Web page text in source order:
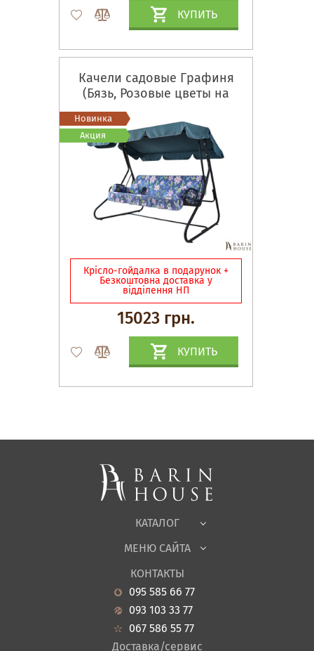
КУПИТЬ
Качели садовые Графиня
(Бязь, Розовые цветы на
синем фоне)
Крісло-гойдалка в подарунок +
Безкоштовна доставка у
відділення НП
15023 грн.
КУПИТЬ
Новинка
Акция
КАТАЛОГ
Спальни, Кровати
Корпусная мебель
Офисная мебель
Садовая мебель
Гостиная
Кухня
Прихожие
Ванная
Акции
МЕНЮ САЙТА
О нас
Новости
Гарантия
Кредит
Оплата и доставка
КОНТАКТЫ
095 585 66 77
093 103 33 77
067 586 55 77
Доставка/сервис